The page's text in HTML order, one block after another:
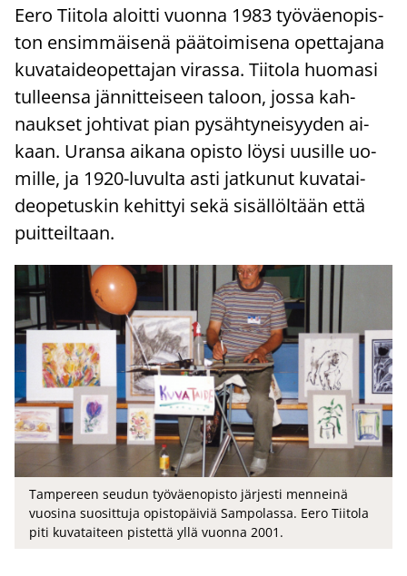
Eero Tii­to­la aloit­ti vuon­na 1983 työ­väen­opis­
ton en­sim­mäi­se­nä pää­toi­mi­se­na opet­ta­ja­na
ku­va­tai­deo­pet­ta­jan vi­ras­sa. Tii­to­la huo­ma­si
tul­leen­sa jän­nit­tei­seen ta­loon, jossa kah­
nauk­set joh­ti­vat pian py­säh­ty­nei­syy­den ai­
kaan. Uran­sa ai­ka­na opis­to löysi uusil­le uo­
mil­le, ja 1920-​luvulta asti jat­ku­nut ku­va­tai­
deo­pe­tus­kin ke­hit­tyi sekä si­säl­löl­tään että
puit­teil­taan.
Tampereen seudun työväenopisto järjesti menneinä
vuosina suosittuja opistopäiviä Sampolassa. Eero Tiitola
piti kuvataiteen pistettä yllä vuonna 2001.